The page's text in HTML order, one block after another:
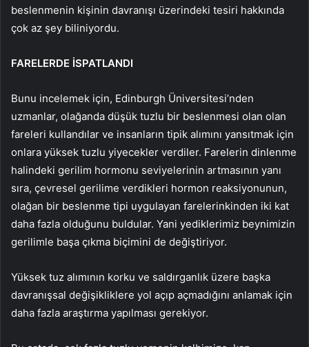
beslenmenin kişinin davranışı üzerindeki tesiri hakkında
çok az şey biliniyordu.
FARELERDE İSPATLANDI
Bunu incelemek için, Edinburgh Üniversitesi’nden
uzmanlar, olağanda düşük tuzlu bir beslenmesi olan olan
fareleri kullandılar ve insanların tipik alımını yansıtmak için
onlara yüksek tuzlu yiyecekler verdiler. Farelerin dinlenme
halindeki gerilim hormonu seviyelerinin artmasının yanı
sıra, çevresel gerilime verdikleri hormon reaksiyonunun,
olağan bir beslenme tipi uygulayan farelerinkinden iki kat
daha fazla olduğunu buldular. Yani yediklerimiz beynimizin
gerilimle başa çıkma biçimini de değiştiriyor.
Yüksek tuz alımının korku ve saldırganlık üzere başka
davranışsal değişikliklere yol açıp açmadığını anlamak için
daha fazla araştırma yapılması gerekiyor.